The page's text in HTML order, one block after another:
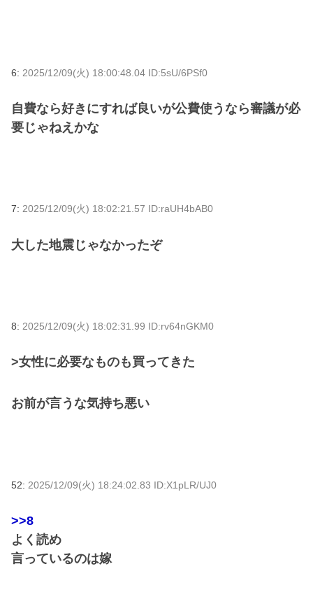
6: 2025/12/09(火) 18:00:48.04 ID:5sU/6PSf0
自費なら好きにすれば良いが公費使うなら審議が必
要じゃねえかな
7: 2025/12/09(火) 18:02:21.57 ID:raUH4bAB0
大した地震じゃなかったぞ
8: 2025/12/09(火) 18:02:31.99 ID:rv64nGKM0
>女性に必要なものも買ってきた
お前が言うな気持ち悪い
52: 2025/12/09(火) 18:24:02.83 ID:X1pLR/UJ0
>>8
よく読め
言っているのは嫁